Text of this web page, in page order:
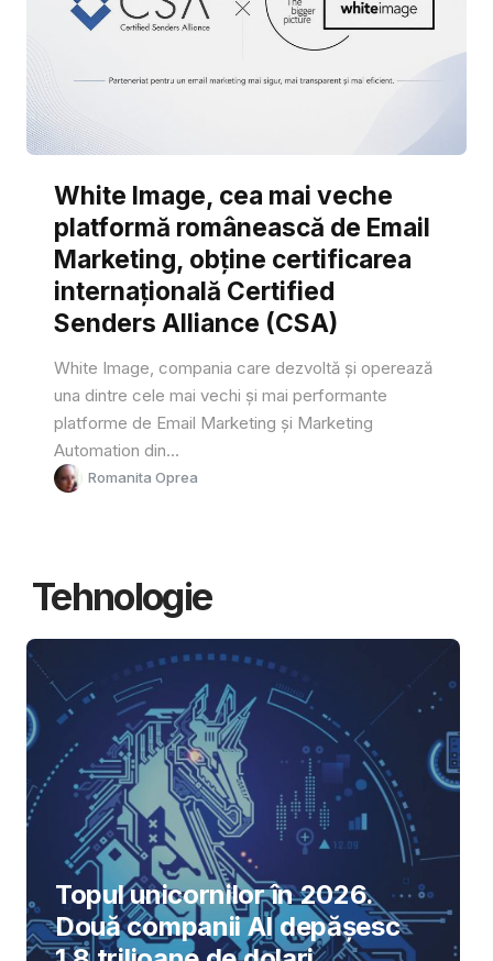
White Image, cea mai veche
platformă românească de Email
Marketing, obține certificarea
internațională Certified
Senders Alliance (CSA)
White Image, compania care dezvoltă și operează
una dintre cele mai vechi și mai performante
platforme de Email Marketing și Marketing
Automation din...
Romanita Oprea
Tehnologie
Topul unicornilor în 2026.
Două companii AI depășesc